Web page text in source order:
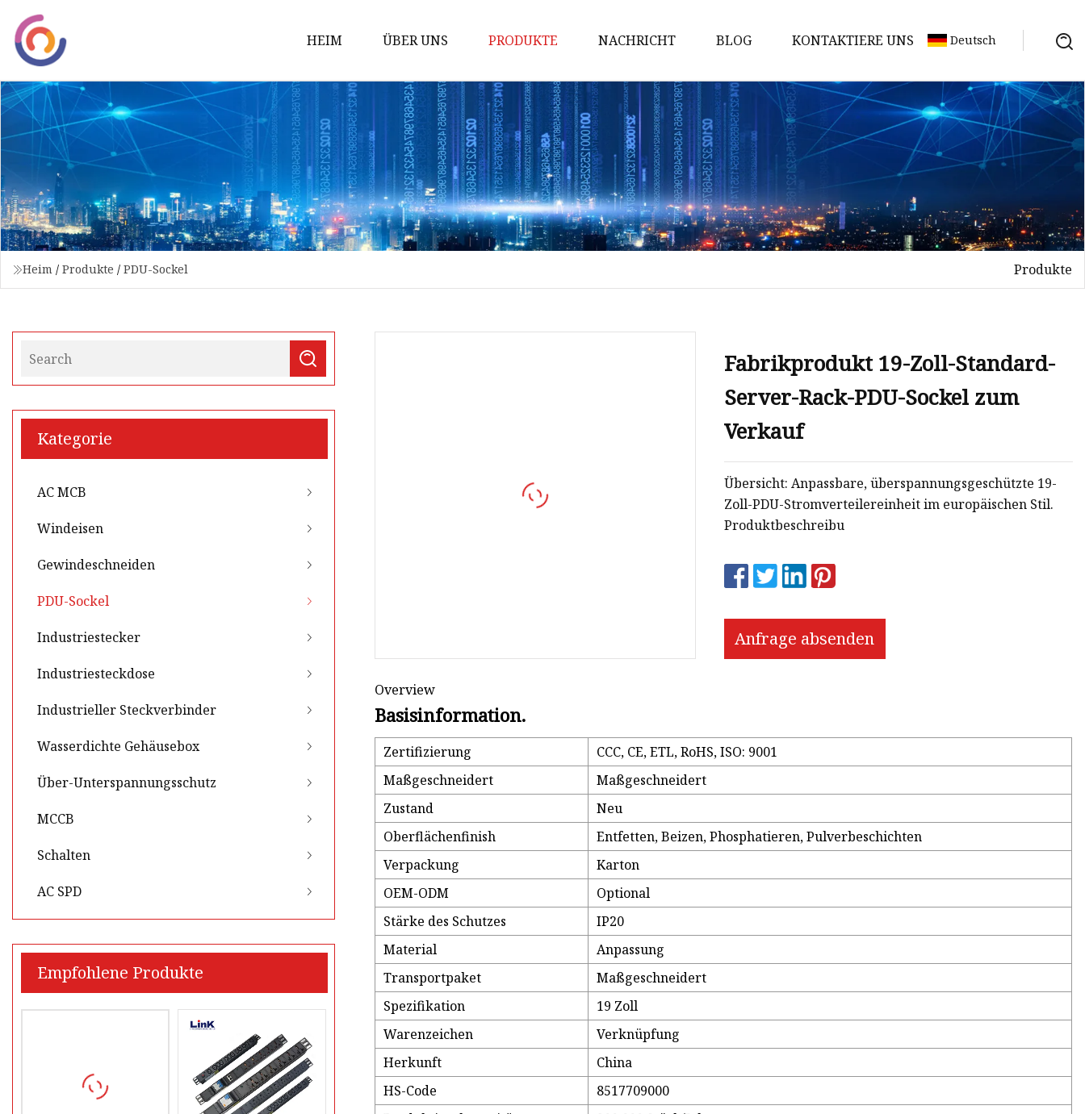
HEIM ÜBER UNS PRODUKTE
AC MCB
Windeisen
Gewindeschneiden
PDU-Sockel
Industriestecker
Industriesteckdose
Über-Unterspannungsschutz
NACHRICHT BLOG KONTAKTIERE UNS Deutsch
Heim / Produkte / PDU-Sockel Produkte
Kategorie
AC MCB
Windeisen
Gewindeschneiden
PDU-Sockel
Industriestecker
Industriesteckdose
Industrieller Steckverbinder
Wasserdichte Gehäusebox
Über-Unterspannungsschutz
MCCB
Schalten
AC SPD
Empfohlene Produkte
Fabrikprodukt 19-Zoll-Standard-
Server-Rack-PDU-Sockel zum
Verkauf
Übersicht: Anpassbare, überspannungsgeschützte 19-
Zoll-PDU-Stromverteilereinheit im europäischen Stil.
Produktbeschreibu
Anfrage absenden
Overview
Basisinformation.
Zertifizierung
CCC, CE, ETL, RoHS, ISO: 9001
Maßgeschneidert
Maßgeschneidert
Zustand
Neu
Oberflächenfinish
Entfetten, Beizen, Phosphatieren, Pulverbeschichten
Verpackung
Karton
OEM-ODM
Optional
Stärke des Schutzes
IP20
Material
Anpassung
Transportpaket
Maßgeschneidert
Spezifikation
19 Zoll
Warenzeichen
Verknüpfung
Herkunft
China
HS-Code
8517709000